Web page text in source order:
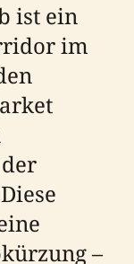
ist ein
im
–